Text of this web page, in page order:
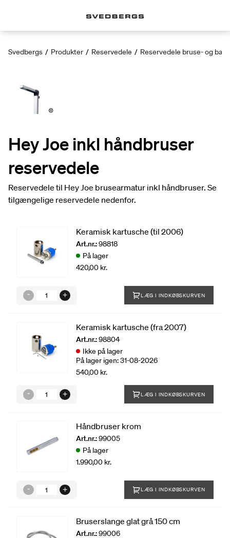
Svedbergs / Produkter / Reservedele / Reservedele bruse- og
Hey Joe inkl håndbruser
reservedele
Reservedele til Hey Joe brusearmatur inkl håndbruser. Se
tilgængelige reservedele nedenfor.
Keramisk kartusche (til 2006)
Art.nr.:98818
På lager
420,00 kr.
LÆG I INDKØBSKURVEN
Keramisk kartusche (fra 2007)
Art.nr.:98804
Ikke på lager
På lager igen: 31-08-2026
540,00 kr.
LÆG I INDKØBSKURVEN
Håndbruser krom
Art.nr.:99005
På lager
1.990,00 kr.
LÆG I INDKØBSKURVEN
Bruserslange glat grå 150 cm
Art.nr.:99006